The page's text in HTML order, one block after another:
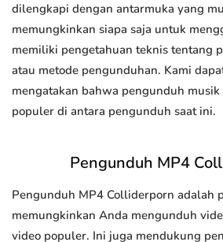
dilengkapi dengan antarmuka yang
memungkinkan siapa saja untuk
memiliki pengetahuan teknis tentang
atau metode pengunduhan. Kami
mengatakan bahwa pengunduh
populer di antara pengunduh saat ini.
Pengunduh MP4
Pengunduh MP4 Colliderporn adalah
memungkinkan Anda mengunduh
video populer. Ini juga mendukung